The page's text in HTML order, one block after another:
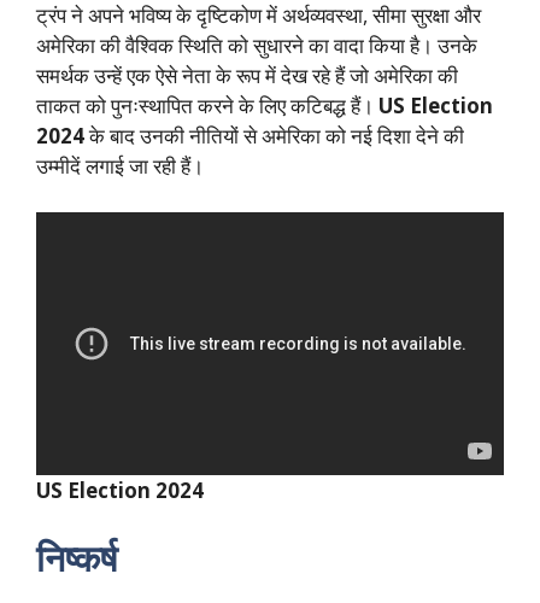
ट्रंप ने अपने भविष्य के दृष्टिकोण में अर्थव्यवस्था, सीमा सुरक्षा और
अमेरिका की वैश्विक स्थिति को सुधारने का वादा किया है। उनके
समर्थक उन्हें एक ऐसे नेता के रूप में देख रहे हैं जो अमेरिका की
ताकत को पुनःस्थापित करने के लिए कटिबद्ध हैं। US Election
2024के बाद उनकी नीतियों से अमेरिका को नई दिशा देने की
उम्मीदें लगाई जा रही हैं।
US Election 2024
निष्कर्ष